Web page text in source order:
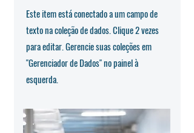
Este item está conectado a um campo de
texto na coleção de dados. Clique 2 vezes
para editar. Gerencie suas coleções em
"Gerenciador de Dados" no painel à
esquerda.